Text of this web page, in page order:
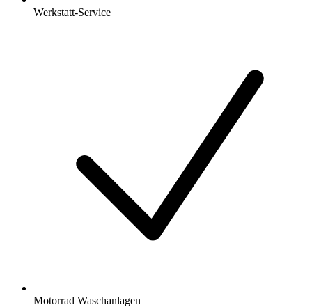
Werkstatt-Service
Motorrad Waschanlagen